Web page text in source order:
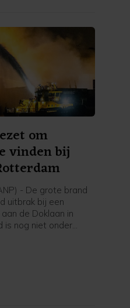
om
vinden bij
- De grote brand
uitbrak bij een
de Doklaan in
is nog niet onder